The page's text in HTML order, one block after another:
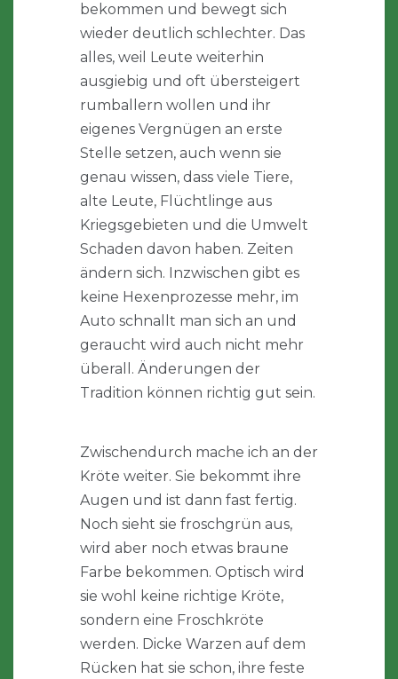
bekommen und bewegt sich
wieder deutlich schlechter. Das
alles, weil Leute weiterhin
ausgiebig und oft übersteigert
rumballern wollen und ihr
eigenes Vergnügen an erste
Stelle setzen, auch wenn sie
genau wissen, dass viele Tiere,
alte Leute, Flüchtlinge aus
Kriegsgebieten und die Umwelt
Schaden davon haben. Zeiten
ändern sich. Inzwischen gibt es
keine Hexenprozesse mehr, im
Auto schnallt man sich an und
geraucht wird auch nicht mehr
überall. Änderungen der
Tradition können richtig gut sein.
Zwischendurch mache ich an der
Kröte weiter. Sie bekommt ihre
Augen und ist dann fast fertig.
Noch sieht sie froschgrün aus,
wird aber noch etwas braune
Farbe bekommen. Optisch wird
sie wohl keine richtige Kröte,
sondern eine Froschkröte
werden. Dicke Warzen auf dem
Rücken hat sie schon, ihre feste